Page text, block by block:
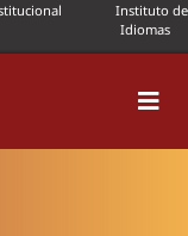
Instituto de
Idiomas